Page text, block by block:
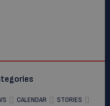
CALENDAR
STORIES